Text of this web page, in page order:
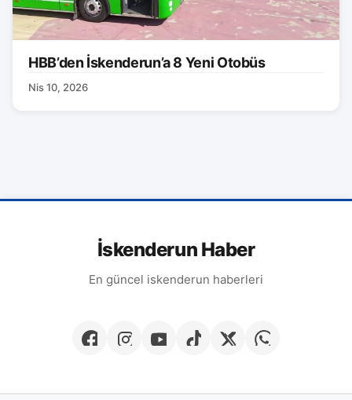
HBB’den İskenderun’a 8 Yeni Otobüs
Nis 10, 2026
İskenderun Haber
En güncel iskenderun haberleri